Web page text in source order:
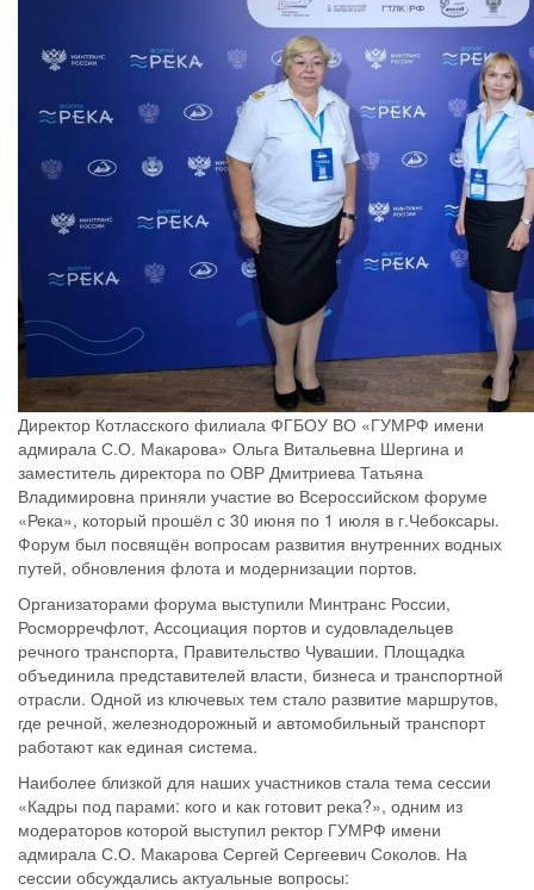
Директор Котласского филиала ФГБОУ ВО «ГУМРФ имени
адмирала С.О. Макарова» Ольга Витальевна Шергина и
заместитель директора по ОВР Дмитриева Татьяна
Владимировна приняли участие во Всероссийском форуме
«Река», который прошёл с 30 июня по 1 июля в г.Чебоксары.
Форум был посвящён вопросам развития внутренних водных
путей, обновления флота и модернизации портов.
Организаторами форума выступили Минтранс России,
Росморречфлот, Ассоциация портов и судовладельцев
речного транспорта, Правительство Чувашии. Площадка
объединила представителей власти, бизнеса и транспортной
отрасли. Одной из ключевых тем стало развитие маршрутов,
где речной, железнодорожный и автомобильный транспорт
работают как единая система.
Наиболее близкой для наших участников стала тема сессии
«Кадры под парами: кого и как готовит река?», одним из
модераторов которой выступил ректор ГУМРФ имени
адмирала С.О. Макарова Сергей Сергеевич Соколов. На
сессии обсуждались актуальные вопросы: